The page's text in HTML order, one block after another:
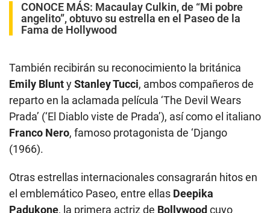
CONOCE MÁS: Macaulay Culkin, de “Mi pobre
angelito”, obtuvo su estrella en el Paseo de la
Fama de Hollywood
También recibirán su reconocimiento la británica
Emily BluntyStanley Tucci, ambos compañeros de
reparto en la aclamada película ‘The Devil Wears
Prada’ (‘El Diablo viste de Prada’), así como el italiano
Franco Nero, famoso protagonista de ‘Django
(1966).
Otras estrellas internacionales consagrarán hitos en
el emblemático Paseo, entre ellas Deepika
Padukone, la primera actriz de Bollywood cuyo